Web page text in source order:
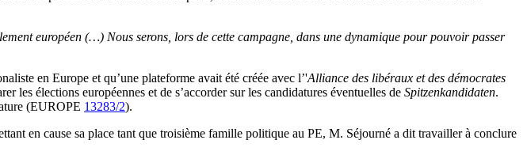
européen (…) Nous serons, lors de cette campagne, dans une dynamique pour pouvoir passer
en Europe et qu’une plateforme avait été créée avec l’'Alliance des libéraux et des démocrates
les élections européennes et de s’accorder sur les candidatures éventuelles de Spitzenkandidaten.
(EUROPE 13283/2).
en cause sa place tant que troisième famille politique au PE, M. Séjourné a dit travailler à conclure